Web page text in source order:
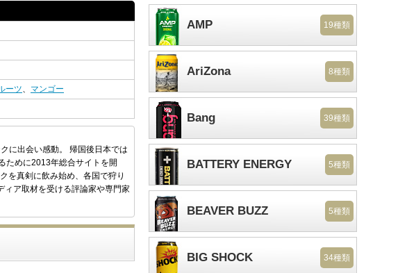
ーツ、 マンゴー
に出会い感動。 帰国後日本では
ために2013年総合サイトを開
を真剣に飲み始め、各国で狩り
ィア取材を受ける評論家や専門家
AMP 19種類
AriZona 8種類
Bang 39種類
BATTERY ENERGY 5種類
BEAVER BUZZ 5種類
BIG SHOCK 34種類